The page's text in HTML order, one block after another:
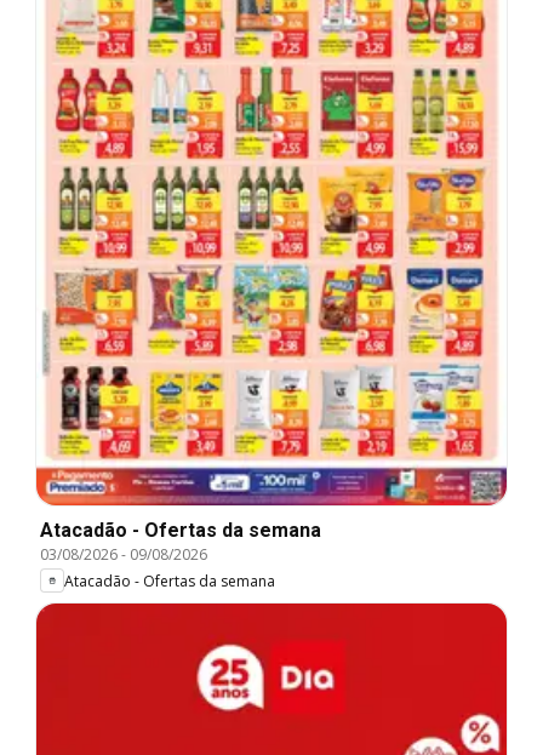
Atacadão - Ofertas da semana
03/08/2026- 09/08/2026
Atacadão - Ofertas da semana